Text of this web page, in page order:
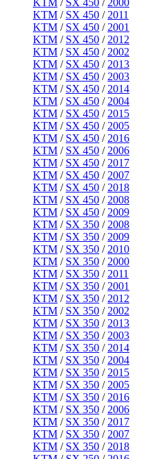
KTM / SX 450 / 2000
KTM / SX 450 / 2011
KTM / SX 450 / 2001
KTM / SX 450 / 2012
KTM / SX 450 / 2002
KTM / SX 450 / 2013
KTM / SX 450 / 2003
KTM / SX 450 / 2014
KTM / SX 450 / 2004
KTM / SX 450 / 2015
KTM / SX 450 / 2005
KTM / SX 450 / 2016
KTM / SX 450 / 2006
KTM / SX 450 / 2017
KTM / SX 450 / 2007
KTM / SX 450 / 2018
KTM / SX 450 / 2008
KTM / SX 450 / 2009
KTM / SX 350 / 2008
KTM / SX 350 / 2009
KTM / SX 350 / 2010
KTM / SX 350 / 2000
KTM / SX 350 / 2011
KTM / SX 350 / 2001
KTM / SX 350 / 2012
KTM / SX 350 / 2002
KTM / SX 350 / 2013
KTM / SX 350 / 2003
KTM / SX 350 / 2014
KTM / SX 350 / 2004
KTM / SX 350 / 2015
KTM / SX 350 / 2005
KTM / SX 350 / 2016
KTM / SX 350 / 2006
KTM / SX 350 / 2017
KTM / SX 350 / 2007
KTM / SX 350 / 2018